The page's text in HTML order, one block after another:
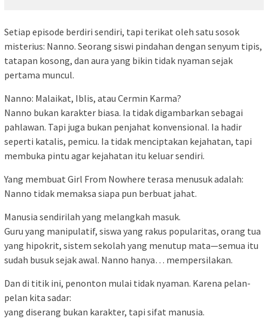
Setiap episode berdiri sendiri, tapi terikat oleh satu sosok
misterius: Nanno. Seorang siswi pindahan dengan senyum tipis,
tatapan kosong, dan aura yang bikin tidak nyaman sejak
pertama muncul.
Nanno: Malaikat, Iblis, atau Cermin Karma?
Nanno bukan karakter biasa. Ia tidak digambarkan sebagai
pahlawan. Tapi juga bukan penjahat konvensional. Ia hadir
seperti katalis, pemicu. Ia tidak menciptakan kejahatan, tapi
membuka pintu agar kejahatan itu keluar sendiri.
Yang membuat Girl From Nowhere terasa menusuk adalah:
Nanno tidak memaksa siapa pun berbuat jahat.
Manusia sendirilah yang melangkah masuk.
Guru yang manipulatif, siswa yang rakus popularitas, orang tua
yang hipokrit, sistem sekolah yang menutup mata—semua itu
sudah busuk sejak awal. Nanno hanya… mempersilakan.
Dan di titik ini, penonton mulai tidak nyaman. Karena pelan-
pelan kita sadar:
yang diserang bukan karakter, tapi sifat manusia.